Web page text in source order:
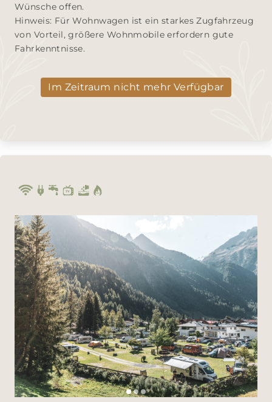
Wünsche offen.
Hinweis: Für Wohnwagen ist ein starkes Zugfahrzeug
von Vorteil, größere Wohnmobile erfordern gute
Fahrkenntnisse.
Im Zeitraum nicht mehr Verfügbar